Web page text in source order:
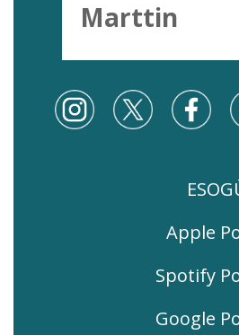
Marttin
Apple
Spotify
Google